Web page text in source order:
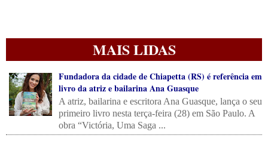
MAIS LIDAS
Fundadora da cidade de Chiapetta (RS) é referência em
livro da atriz e bailarina Ana Guasque
A atriz, bailarina e escritora Ana Guasque, lança o seu
primeiro livro nesta terça-feira (28) em São Paulo. A
obra “Victória, Uma Saga ...